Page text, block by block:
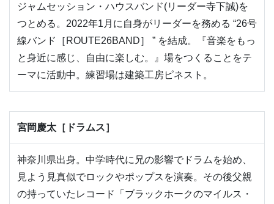
ジャムセッション・ハウスバンド(リーダー寺下誠)を
つとめる。2022年1月に自身がリーダーを務める “26号
線バンド［ROUTE26BAND］ ” を結成。『音楽をもっ
と身近に感じ、自由に楽しむ。』場をつくることをテ
ーマに活動中。練習場は建築工房ピネスト。
宮岡慶太［ドラムス］
神奈川県出身。中学時代に兄の影響でドラムを始め、
見よう見真似でロックやポップスを演奏。その後父親
の持っていたレコード「ブラックホークのマイルス・